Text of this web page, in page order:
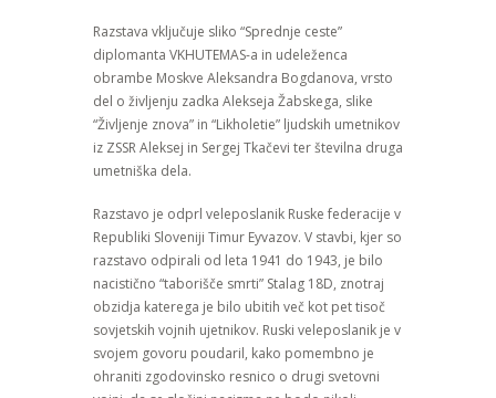
Razstava vključuje sliko “Sprednje ceste”
diplomanta VKHUTEMAS-a in udeleženca
obrambe Moskve Aleksandra Bogdanova, vrsto
del o življenju zadka Alekseja Žabskega, slike
“Življenje znova” in “Likholetie” ljudskih umetnikov
iz ZSSR Aleksej in Sergej Tkačevi ter številna druga
umetniška dela.
Razstavo je odprl veleposlanik Ruske federacije v
Republiki Sloveniji Timur Eyvazov. V stavbi, kjer so
razstavo odpirali od leta 1941 do 1943, je bilo
nacistično “taborišče smrti” Stalag 18D, znotraj
obzidja katerega je bilo ubitih več kot pet tisoč
sovjetskih vojnih ujetnikov. Ruski veleposlanik je v
svojem govoru poudaril, kako pomembno je
ohraniti zgodovinsko resnico o drugi svetovni